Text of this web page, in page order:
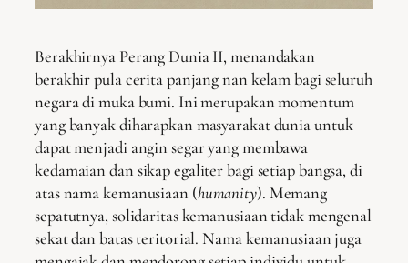
Berakhirnya Perang Dunia II, menandakan
berakhir pula cerita panjang nan kelam bagi seluruh
negara di muka bumi. Ini merupakan momentum
yang banyak diharapkan masyarakat dunia untuk
dapat menjadi angin segar yang membawa
kedamaian dan sikap egaliter bagi setiap bangsa, di
atas nama kemanusiaan (humanity). Memang
sepatutnya, solidaritas kemanusiaan tidak mengenal
sekat dan batas teritorial. Nama kemanusiaan juga